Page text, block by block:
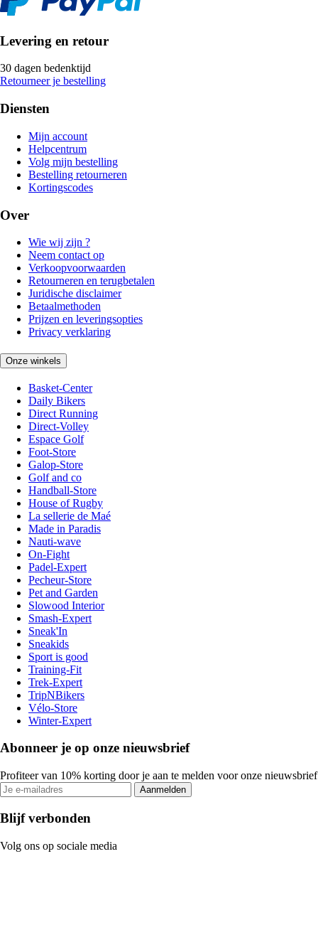
Levering en retour
30 dagen bedenktijd
Retourneer je bestelling
Diensten
Mijn account
Helpcentrum
Volg mijn bestelling
Bestelling retourneren
Kortingscodes
Over
Wie wij zijn ?
Neem contact op
Verkoopvoorwaarden
Retourneren en terugbetalen
Juridische disclaimer
Betaalmethoden
Prijzen en leveringsopties
Privacy verklaring
Onze winkels
Basket-Center
Daily Bikers
Direct Running
Direct-Volley
Espace Golf
Foot-Store
Galop-Store
Golf and co
Handball-Store
House of Rugby
La sellerie de Maé
Made in Paradis
Nauti-wave
On-Fight
Padel-Expert
Pecheur-Store
Pet and Garden
Slowood Interior
Smash-Expert
Sneak'In
Sneakids
Sport is good
Training-Fit
Trek-Expert
TripNBikers
Vélo-Store
Winter-Expert
Abonneer je op onze nieuwsbrief
Profiteer van 10% korting door je aan te melden voor onze nieuwsbrief
Aanmelden
Blijf verbonden
Volg ons op sociale media